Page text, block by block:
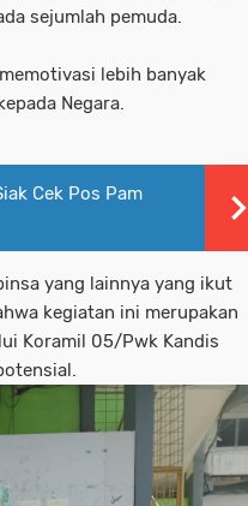
sejumlah pemuda.
lebih banyak
Negara.
Cek Pos Pam
yang lainnya yang ikut
kegiatan ini merupakan
Koramil 05/Pwk Kandis